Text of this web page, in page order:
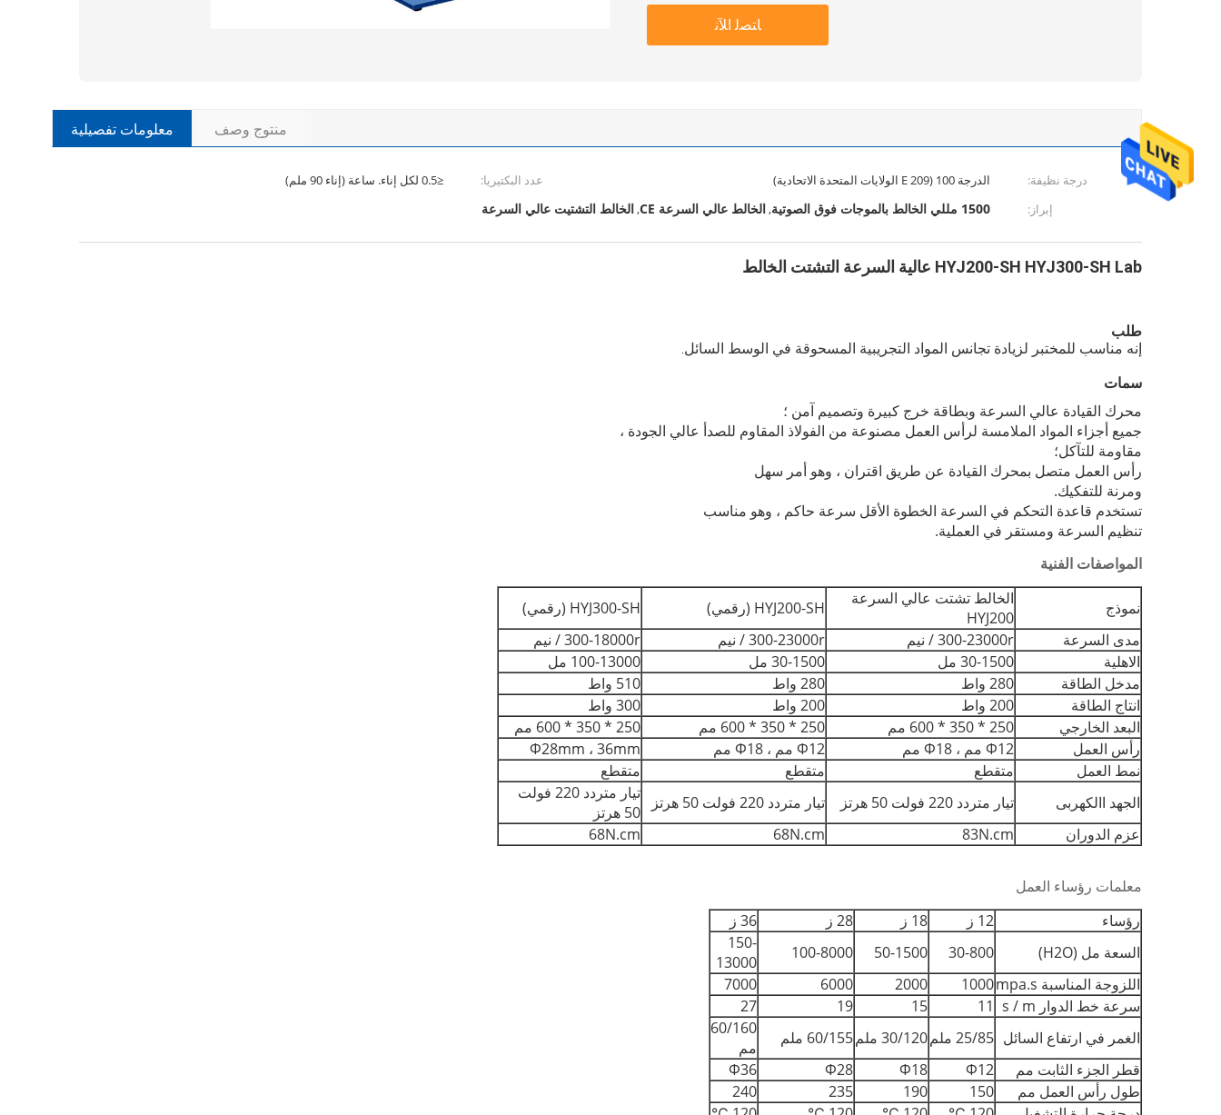
ﺎﺘﺼﻟ ﺍﻶﻧ
معلومات تفصيلية منتوج وصف
درجة نظيفة: الدرجة 100 (209 E الولايات المتحدة الاتحادية) عدد البكتيريا:
≤0.5 لكل إناء. ساعة (إناء 90 ملم)
إبراز:
1500 مللي الخالط بالموجات فوق الصوتية ,الخالط عالي السرعة CE ,الخالط التشتيت عالي السرعة
HYJ200-SH HYJ300-SH Lab عالية السرعة التشتت الخالط
طلب
إنه مناسب للمختبر لزيادة تجانس المواد التجريبية المسحوقة في الوسط السائل.
سمات
محرك القيادة عالي السرعة وبطاقة خرج كبيرة وتصميم آمن ؛
جميع أجزاء المواد الملامسة لرأس العمل مصنوعة من الفولاذ المقاوم للصدأ عالي الجودة ،
مقاومة للتآكل؛
رأس العمل متصل بمحرك القيادة عن طريق اقتران ، وهو أمر سهل
ومرنة للتفكيك.
تستخدم قاعدة التحكم في السرعة الخطوة الأقل سرعة حاكم ، وهو مناسب
تنظيم السرعة ومستقر في العملية.
المواصفات الفنية
نموذج
الخالط تشتت عالي السرعة
HYJ200
HYJ200-SH (رقمي)
HYJ300-SH (رقمي)
مدى السرعة
300-23000r / نيم 300-23000r / نيم
300-18000r / نيم
الاهلية
30-1500 مل 30-1500 مل
100-13000 مل
مدخل الطاقة
280 واط 280 واط
510 واط
انتاج الطاقة
200 واط 200 واط
300 واط
البعد الخارجي
250 * 350 * 600 مم 250 * 350 * 600 مم
250 * 350 * 600 مم
رأس العمل
Φ12 مم ، Φ18 مم Φ12 مم ، Φ18 مم
Φ28mm ، 36mm
نمط العمل
متقطع متقطع
متقطع
الجهد االكهربى
تيار متردد 220 فولت 50 هرتز تيار متردد 220 فولت 50 هرتز
تيار متردد 220 فولت
50 هرتز
عزم الدوران
83N.cm
68N.cm
68N.cm
معلمات رؤساء العمل
رؤساء
12 ز 18 ز 28 ز
36 ز
السعة مل (H2O)
30-800
50-1500
100-8000
150-
13000
اللزوجة المناسبة mpa.s
1000
2000
6000
7000
سرعة خط الدوار s / m
11
15
19
27
الغمر في ارتفاع السائل 25/85 ملم 30/120 ملم 60/155 ملم
60/160
مم
قطر الجزء الثابت مم
Φ12
Φ18
Φ28
Φ36
طول رأس العمل مم
150
190
235
240